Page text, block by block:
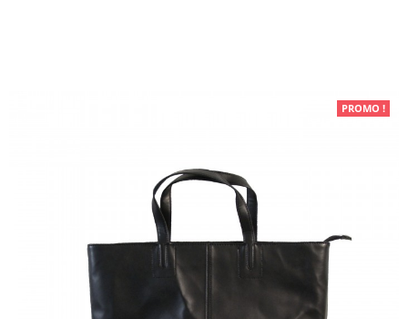
Maroquinerie
originales et à lanière noire
PROMO !